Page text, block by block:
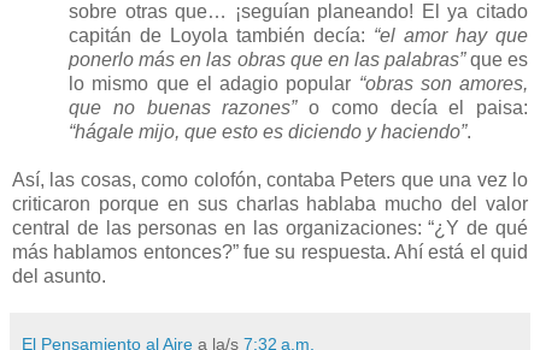
sobre otras que… ¡seguían planeando! El ya citado
capitán de Loyola también decía: “el amor hay que
ponerlo más en las obras que en las palabras”que es
lo mismo que el adagio popular “obras son amores,
que no buenas razones”o como decía el paisa:
“hágale mijo, que esto es diciendo y haciendo”.
Así, las cosas, como colofón, contaba Peters que una vez lo
criticaron porque en sus charlas hablaba mucho del valor
central de las personas en las organizaciones: “¿Y de qué
más hablamos entonces?” fue su respuesta. Ahí está el quid
del asunto.
El Pensamiento al Aire a la/s 7:32 a.m.